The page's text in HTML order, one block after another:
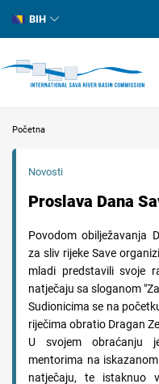
BIH
Početna
Novosti
Proslava Dana
Povodom obilježavanja
za sliv rijeke Save
mladi predstavili svoje
natječaju sa sloganom
Sudionicima se na
riječima obratio Dragan
U svojem obraćanju
mentorima na
natječaju, te istaknuo